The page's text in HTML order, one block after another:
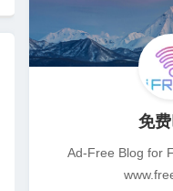
免
Ad-Free Blog for